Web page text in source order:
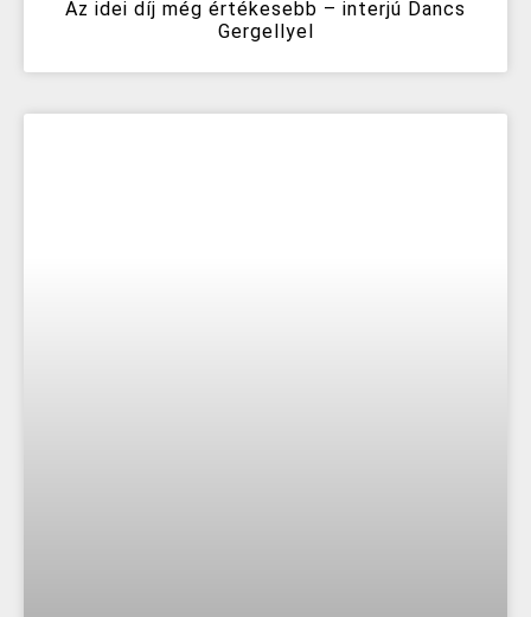
Az idei díj még értékesebb – interjú Dancs
Gergellyel